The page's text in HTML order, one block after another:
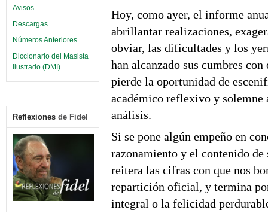
Avisos
Descargas
Números Anteriores
Diccionario del Masista
Ilustrado (DMI)
Reflexiones de Fidel
Hoy, como ayer, el informe
abrillantar realizaciones,
obviar, las dificultades y los
han alcanzado sus cumbres
pierde la oportunidad de
académico reflexivo y
análisis.
Si se pone algún empeño en
razonamiento y el contenido de
reitera las cifras con que nos
repartición oficial, y termina
integral o la felicidad